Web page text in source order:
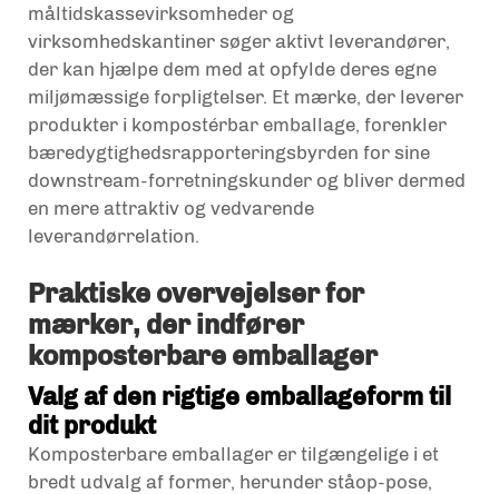
måltidskassevirksomheder og
virksomhedskantiner søger aktivt leverandører,
der kan hjælpe dem med at opfylde deres egne
miljømæssige forpligtelser. Et mærke, der leverer
produkter i kompostérbar emballage, forenkler
bæredygtighedsrapporteringsbyrden for sine
downstream-forretningskunder og bliver dermed
en mere attraktiv og vedvarende
leverandørrelation.
Praktiske overvejelser for
mærker, der indfører
komposterbare emballager
Valg af den rigtige emballageform til
dit produkt
Komposterbare emballager er tilgængelige i et
bredt udvalg af former, herunder ståop-pose,